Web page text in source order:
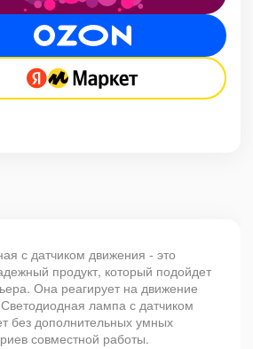
с датчиком движения - это
продукт, который подойдет
Она реагирует на движение
лампа с датчиком
без дополнительных умных
совместной работы.